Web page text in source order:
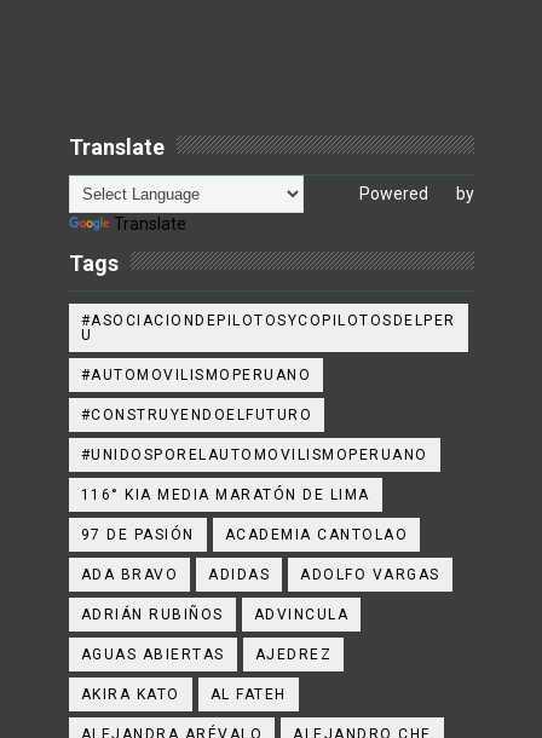
Translate
Powered by
Translate
Tags
#ASOCIACIONDEPILOTOSYCOPILOTOSDELPER
U
#AUTOMOVILISMOPERUANO
#CONSTRUYENDOELFUTURO
#UNIDOSPORELAUTOMOVILISMOPERUANO
116° KIA MEDIA MARATÓN DE LIMA
97 DE PASIÓN ACADEMIA CANTOLAO
ADA BRAVO ADIDAS ADOLFO VARGAS
ADRIÁN RUBIÑOS ADVINCULA
AGUAS ABIERTAS AJEDREZ
AKIRA KATO AL FATEH
ALEJANDRA ARÉVALO ALEJANDRO CHE